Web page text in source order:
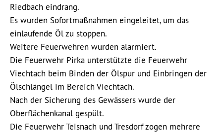
Riedbach eindrang.
Es wurden Sofortmaßnahmen eingeleitet, um das
einlaufende Öl zu stoppen.
Weitere Feuerwehren wurden alarmiert.
Die Feuerwehr Pirka unterstützte die Feuerwehr
Viechtach beim Binden der Ölspur und Einbringen der
Ölschlängel im Bereich Viechtach.
Nach der Sicherung des Gewässers wurde der
Oberflächenkanal gespült.
Die Feuerwehr Teisnach und Tresdorf zogen mehrere